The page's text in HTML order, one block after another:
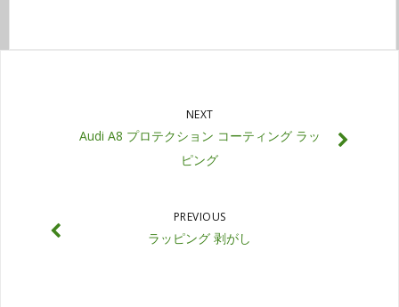
NEXT
Audi A8 プロテクション コーティング ラッ
ピング
PREVIOUS
ラッピング 剥がし